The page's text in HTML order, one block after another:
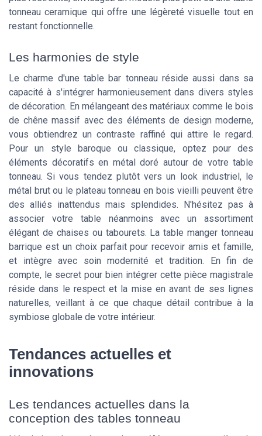
tonneau ceramique qui offre une légèreté visuelle tout en
restant fonctionnelle.
Les harmonies de style
Le charme d'une table bar tonneau réside aussi dans sa
capacité à s'intégrer harmonieusement dans divers styles
de décoration. En mélangeant des matériaux comme le bois
de chêne massif avec des éléments de design moderne,
vous obtiendrez un contraste raffiné qui attire le regard.
Pour un style baroque ou classique, optez pour des
éléments décoratifs en métal doré autour de votre table
tonneau. Si vous tendez plutôt vers un look industriel, le
métal brut ou le plateau tonneau en bois vieilli peuvent être
des alliés inattendus mais splendides. N'hésitez pas à
associer votre table néanmoins avec un assortiment
élégant de chaises ou tabourets. La table manger tonneau
barrique est un choix parfait pour recevoir amis et famille,
et intègre avec soin modernité et tradition. En fin de
compte, le secret pour bien intégrer cette pièce magistrale
réside dans le respect et la mise en avant de ses lignes
naturelles, veillant à ce que chaque détail contribue à la
symbiose globale de votre intérieur.
Tendances actuelles et
innovations
Les tendances actuelles dans la
conception des tables tonneau